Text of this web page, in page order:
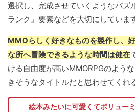
選択し、完成させていくようなパズ
ランク』要素などを大切にしていま
MMOらしく好きなものを製作し、
な所へ冒険できるような時間は健在
ける自由度が高いMMORPGのよう
きそうなタイトルだと思わせてくれ
絵本みたいに可愛くてボリュー